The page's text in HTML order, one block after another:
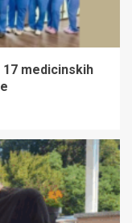
medicinskih